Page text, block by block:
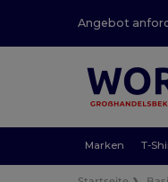
Angebot
Marken T-